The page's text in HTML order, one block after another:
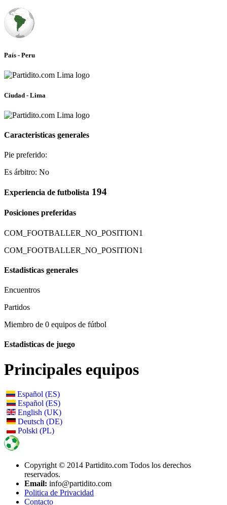
País - Peru
Ciudad - Lima
Caracteristicas generales
Pie preferido:
Es árbitro: No
Experiencia de futbolista 194
Posiciones preferidas
COM_FOOTBALLER_NO_POSITION1
COM_FOOTBALLER_NO_POSITION1
Estadisticas generales
Encuentros
Partidos
Miembro de 0 equipos de fútbol
Estadisticas de juego
Principales equipos
Español (ES)
Español (ES)
English (UK)
Deutsch (DE)
Polski (PL)
Copyright © 2014 Partidito.com Todos los derechos
reservados.
Email: info@partidito.com
Politica de Privacidad
Contacto